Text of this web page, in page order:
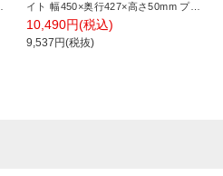
イト 幅450×奥行427×高さ50mm プラ
ス(PLUS)
10,490円(税込)
9,537円(税抜)